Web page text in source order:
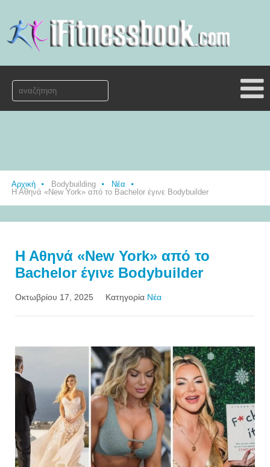
Αρχική Bodybuilding
Νέα
Η Αθηνά «New York» από το Bachelor έγινε Βodybuilder
Η Αθηνά «New York» από το
Bachelor έγινε Βodybuilder
Οκτωβρίου 17, 2025 Κατηγορία Νέα